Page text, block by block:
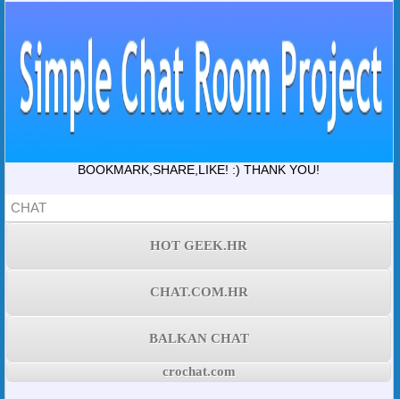
BOOKMARK,SHARE,LIKE! :) THANK YOU!
CHAT
HOT GEEK.HR
CHAT.COM.HR
BALKAN CHAT
crochat.com